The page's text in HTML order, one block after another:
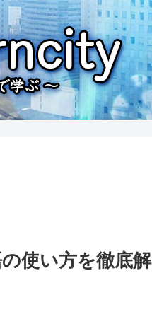
使い方を徹底解